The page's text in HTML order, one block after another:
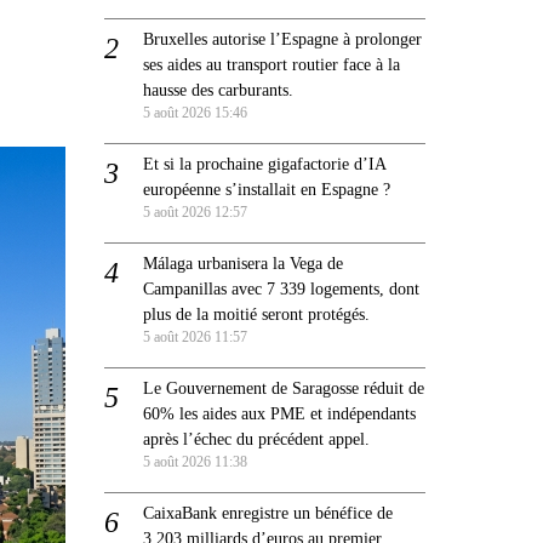
Bruxelles autorise l’Espagne à prolonger
ses aides au transport routier face à la
hausse des carburants.
5 août 2026 15:46
Et si la prochaine gigafactorie d’IA
européenne s’installait en Espagne ?
5 août 2026 12:57
Málaga urbanisera la Vega de
Campanillas avec 7 339 logements, dont
plus de la moitié seront protégés.
5 août 2026 11:57
Le Gouvernement de Saragosse réduit de
60% les aides aux PME et indépendants
après l’échec du précédent appel.
5 août 2026 11:38
CaixaBank enregistre un bénéfice de
3,203 milliards d’euros au premier